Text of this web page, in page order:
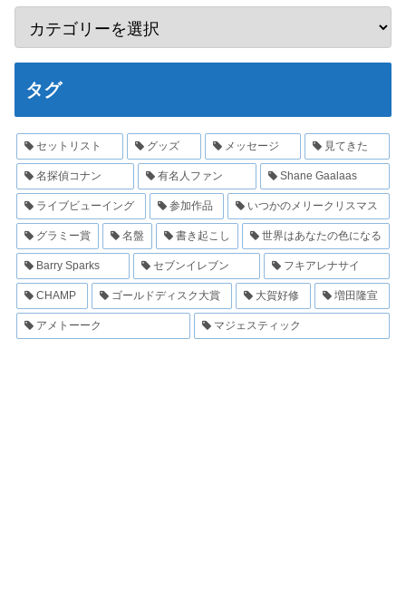
タグ
セットリスト グッズ メッセージ 見てきた
名探偵コナン 有名人ファン Shane Gaalaas
ライブビューイング 参加作品 いつかのメリークリスマス
グラミー賞 名盤 書き起こし 世界はあなたの色になる
Barry Sparks セブンイレブン フキアレナサイ
CHAMP ゴールドディスク大賞 大賀好修 増田隆宣
アメトーーク マジェスティック